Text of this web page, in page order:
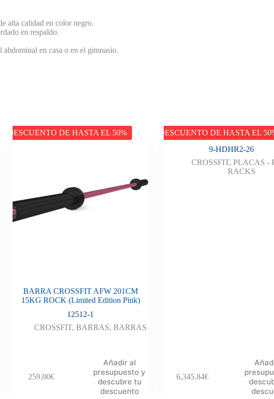
alta calidad en color negro.
en respaldo.
en casa o en el gimnasio.
DESCUENTO DE HASTA EL 50%
BARRA CROSSFIT AFW 201CM
15KG ROCK (Limited Edition Pink)
12512-1
CROSSFIT,BARRAS,BARRAS
259.00€
Añadir al
presupuesto y
descubre tu
descuento
DESCUENTO DE HASTA EL
HALF RACK (N/RUG)
9-HDHR2-26
CROSSFIT,PLACAS -
RACKS
6,345.84€